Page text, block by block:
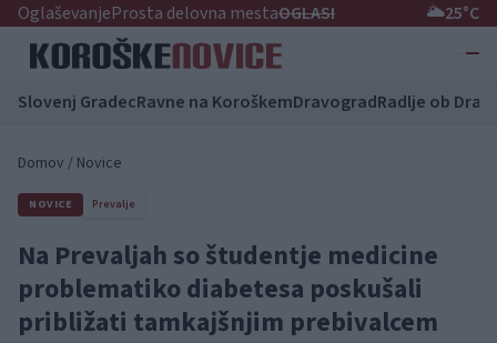
OglaševanjeProsta delovna mestaOGLASI 🌥️25°C
Slovenj GradecRavne na KoroškemDravogradRadlje ob Dravi
Domov / Novice
NOVICE Prevalje
Na Prevaljah so študentje medicine
problematiko diabetesa poskušali
približati tamkajšnjim prebivalcem